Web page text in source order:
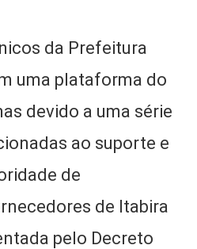
da Prefeitura
uma plataforma do
devido a uma série
ao suporte e
de
de Itabira
pelo Decreto